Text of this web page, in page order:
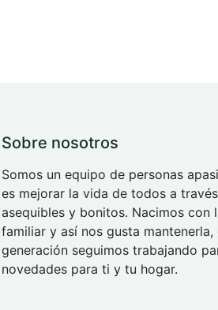
Sobre nosotros
Somos un equipo de personas
es mejorar la vida de todos a
asequibles y bonitos. Nacimos con
familiar y así nos gusta mantenerla,
generación seguimos trabajando
novedades para ti y tu hogar.